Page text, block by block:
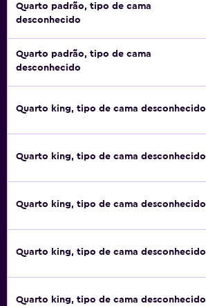
Quarto padrão, tipo de cama
desconhecido
Quarto padrão, tipo de cama
desconhecido
Quarto king, tipo de cama desconhecido
Quarto king, tipo de cama desconhecido
Quarto king, tipo de cama desconhecido
Quarto king, tipo de cama desconhecido
Quarto king, tipo de cama desconhecido